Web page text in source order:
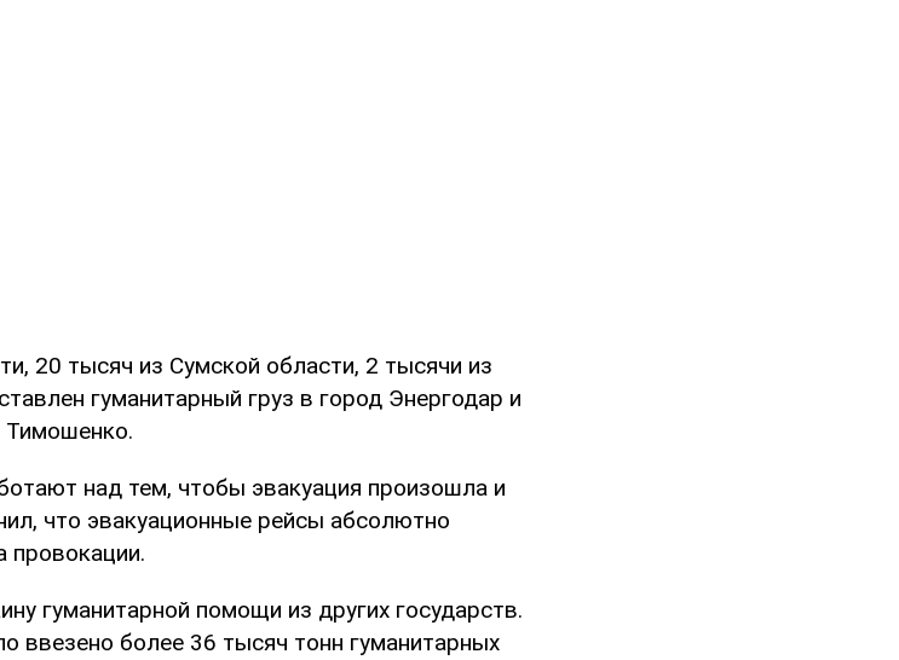
20 тысяч из Сумской области, 2 тысячи из
гуманитарный груз в город Энергодар и
Тимошенко.
над тем, чтобы эвакуация произошла и
что эвакуационные рейсы абсолютно
провокации.
гуманитарной помощи из других государств.
ввезено более 36 тысяч тонн гуманитарных